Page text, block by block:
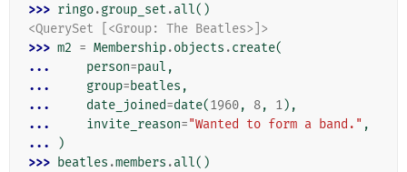
>>> ringo.group_set .all()
<QuerySet [<Group: The Beatles>]>
>>> m2 = Membership.objects .create(
...
person=paul ,
...
group=beatles ,
...
date_joined=date(1960, 8, 1),
...
invite_reason="Wanted to form a band." ,
...
)
>>> beatles .members .all()